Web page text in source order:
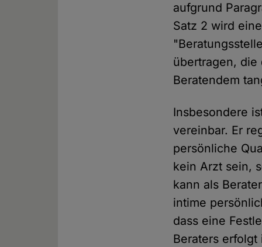
aufgrund
Satz 2 wird
übertragen, die
Beratendem
Insbesondere
vereinbar. Er
persönliche
kein Arzt sein,
kann als
intime
dass eine
Beraters